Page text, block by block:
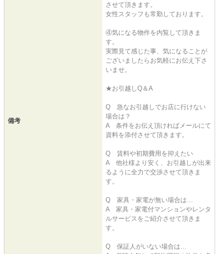
備考
させて頂きます。
女性スタッフも常勤しております。
④気になる物件を内覧して頂きま
す。
実際見て感じた事、気になることが
ございましたらお気軽にお伝え下さ
いませ。
★お引越しQ＆A
Q 急なお引越しでお店に行けない
場合は？
A 条件をお伝え頂ければメールにて
資料を添付させて頂きます。
Q 賃料や初期費用を抑えたい
A 他社様より安く、お引越しが出来
るように全力で交渉させて頂きま
す。
Q 家具・家電が無い場合は…
A 家具・家電付マンションやレンタ
ルサービスをご紹介させて頂きま
す。
Q 保証人がいない場合は…